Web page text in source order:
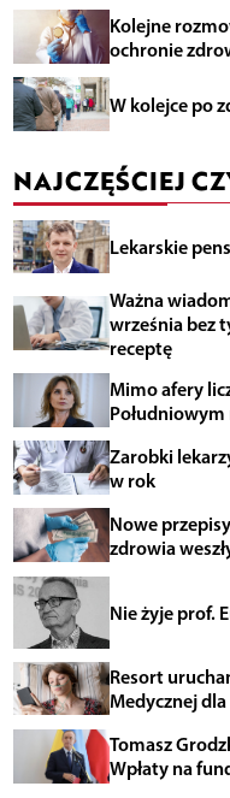
Kolejne
ochronie
W kolejce po
NAJCZĘŚCIEJ
Lekarskie
Ważna
września bez
receptę
Mimo afery
Południowym
Zarobki
w rok
Nowe
zdrowia
Nie żyje prof.
Resort
Medycznej
Tomasz
Wpłaty na